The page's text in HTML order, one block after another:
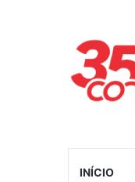
INÍCIO